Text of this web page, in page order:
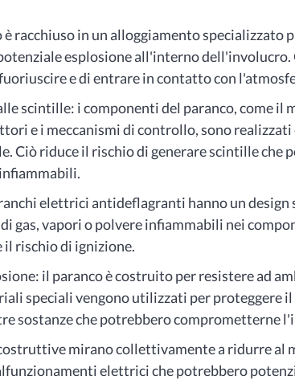
racchiuso in un alloggiamento specializzato
esplosione all'interno dell'involucro.
e di entrare in contatto con
scintille: i componenti del paranco, come il
e i meccanismi di controllo, sono
Ciò riduce il rischio di generare scintille che
elettrici antideflagranti hanno un design
gas, vapori o polvere infiammabili nei
rischio di ignizione.
il paranco è costruito per resistere ad
speciali vengono utilizzati per proteggere il
sostanze che potrebbero comprometterne
mirano collettivamente a ridurre al
elettrici che potrebbero